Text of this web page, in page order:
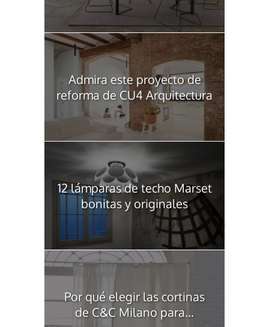
Admira este proyecto de
reforma de CU4 Arquitectura
12 lámparas de techo Marset
bonitas y originales
Por qué elegir las cortinas
de C&C Milano para...